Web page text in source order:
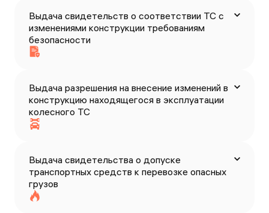
Выдача свидетельств о соответствии ТС с
изменениями конструкции требованиям
безопасности
Выдача разрешения на внесение изменений в
конструкцию находящегося в эксплуатации
колесного ТС
Выдача свидетельства о допуске
транспортных средств к перевозке опасных
грузов